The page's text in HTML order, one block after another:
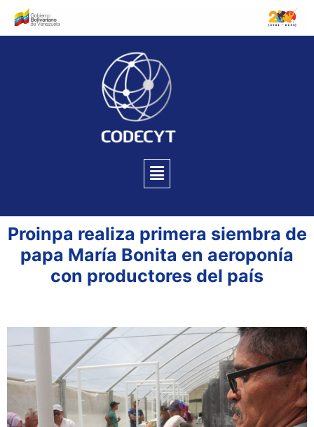
Proinpa realiza primera siembra de
papa María Bonita en aeroponía
con productores del país